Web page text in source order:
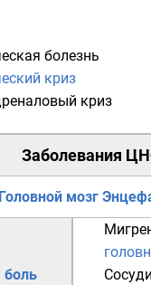
болезнь
криз
криз
Заболевания
Головной мозг
боль